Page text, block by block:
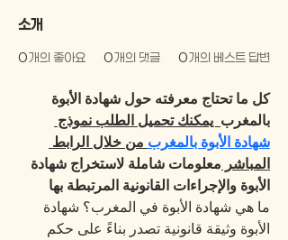
소개
0개의 좋아요 0개의 댓글 0개의 베스트 답변
كل ما تحتاج معرفته حول شهادة الأبوة
بالمغرب يمكنك تحميل الطلب نموذج
شهادة الأبوة بالمغرب من خلال الرابط
المباشر معلومات شاملة لاستخراج شهادة
الأبوة والإجراءات القانونية المرتبطة بها
ما هي شهادة الأبوة في المغرب؟ شهادة
الأبوة وثيقة قانونية تصدر بناءً على حكم